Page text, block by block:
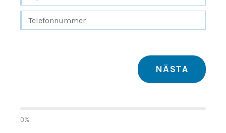
Flyttfirma Järna
Flyttfirma Karlskoga
Flyttfirma Kinda
NÄSTA
0%